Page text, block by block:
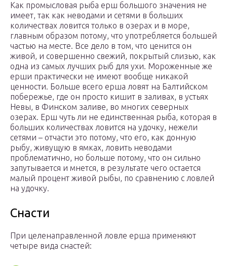
Как промысловая рыба ерш большого значения не
имеет, так как неводами и сетями в больших
количествах ловится только в озерах и в море,
главным образом потому, что употребляется большей
частью на месте. Все дело в том, что ценится он
живой, и совершенно свежий, покрытый слизью, как
одна из самых лучших рыб для ухи. Мороженные же
ерши практически не имеют вообще никакой
ценности. Больше всего ерша ловят на Балтийском
побережье, где он просто кишит в заливах, в устьях
Невы, в Финском заливе, во многих северных
озерах. Ерш чуть ли не единственная рыба, которая в
больших количествах ловится на удочку, нежели
сетями – отчасти это потому, что его, как донную
рыбу, живущую в ямках, ловить неводами
проблематично, но больше потому, что он сильно
запутывается и мнется, в результате чего остается
малый процент живой рыбы, по сравнению с ловлей
на удочку.
Снасти
При целенаправленной ловле ерша применяют
четыре вида снастей: